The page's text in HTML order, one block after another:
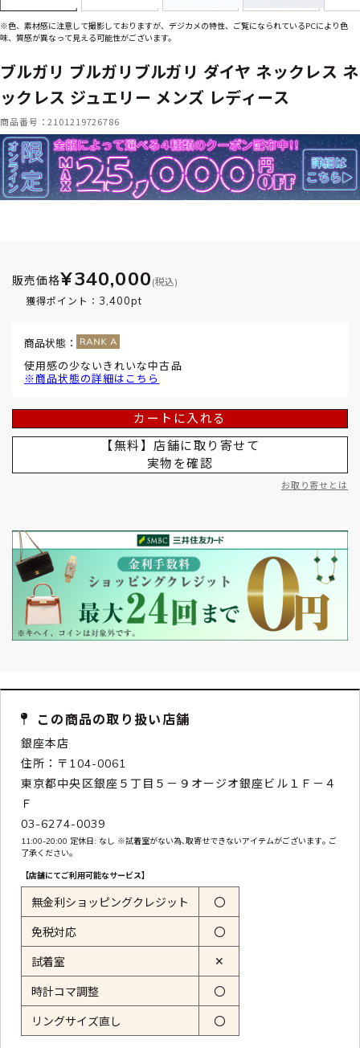
※色、素材感に注意して撮影しておりますが、デジカメの特性、ご覧になられているPCにより色
味、質感が異なって見える可能性がございます。
ブルガリ ブルガリブルガリ ダイヤ ネックレス ネ
ックレス ジュエリー メンズ レディース
商品番号：2101219726786
販売価格¥340,000 (税込)
獲得ポイント： 3,400pt
商品状態：
使用感の少ないきれいな中古品
※商品状態の詳細はこちら
カートに入れる
【無料】店舗に取り寄せて
実物を確認
お取り寄せとは
この商品の取り扱い店舗
銀座本店
住所：〒104-0061
東京都中央区銀座５丁目５－９オージオ銀座ビル１Ｆ－４
Ｆ
03-6274-0039
11:00-20:00 定休日: なし ※試着室がない為､取寄せできないアイテムがございます｡ ご
了承ください｡
【店舗にてご利用可能なサービス】
無金利ショッピングクレジット 〇
免税対応 〇
試着室 ✕
時計コマ調整 〇
リングサイズ直し 〇